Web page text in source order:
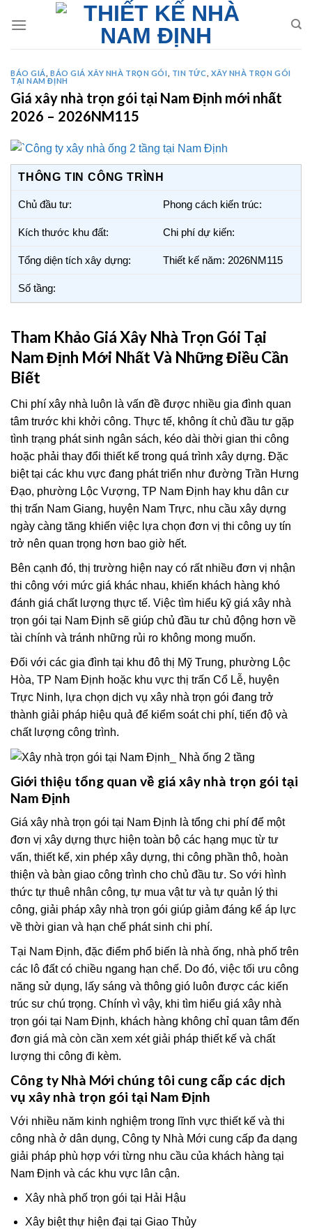
BÁO GIÁ ,BÁO GIÁ XÂY NHÀ TRỌN GÓI TIN TỨC
XÂY NHÀ TRỌN GÓI
TẠI NAM ĐỊNH
Giá xây nhà trọn gói tại Nam Định mới nhất
2026 – 2026NM115
THÔNG TIN CÔNG TRÌNH
Chủ đầu tư: Phong cách kiến trúc:
Kích thước khu đất: Chi phí dự kiến:
Tổng diện tích xây dựng: Thiết kế năm: 2026NM115
Số tầng:
Tham Khảo Giá Xây Nhà Trọn Gói Tại
Nam Định Mới Nhất Và Những Điều Cần
Biết
Chi phí xây nhà luôn là vấn đề được nhiều gia đình quan
tâm trước khi khởi công. Thực tế, không ít chủ đầu tư gặp
tình trạng phát sinh ngân sách, kéo dài thời gian thi công
hoặc phải thay đổi thiết kế trong quá trình xây dựng. Đặc
biệt tại các khu vực đang phát triển như đường Trần Hưng
Đạo, phường Lộc Vượng, TP Nam Định hay khu dân cư
thị trấn Nam Giang, huyện Nam Trực, nhu cầu xây dựng
ngày càng tăng khiến việc lựa chọn đơn vị thi công uy tín
trở nên quan trọng hơn bao giờ hết.
Bên cạnh đó, thị trường hiện nay có rất nhiều đơn vị nhận
thi công với mức giá khác nhau, khiến khách hàng khó
đánh giá chất lượng thực tế. Việc tìm hiểu kỹ giá xây nhà
trọn gói tại Nam Định sẽ giúp chủ đầu tư chủ động hơn về
tài chính và tránh những rủi ro không mong muốn.
Đối với các gia đình tại khu đô thị Mỹ Trung, phường Lộc
Hòa, TP Nam Định hoặc khu vực thị trấn Cổ Lễ, huyện
Trực Ninh, lựa chọn dịch vụ xây nhà trọn gói đang trở
thành giải pháp hiệu quả để kiểm soát chi phí, tiến độ và
chất lượng công trình.
Giới thiệu tổng quan về giá xây nhà trọn gói tại
Nam Định
Giá xây nhà trọn gói tại Nam Định là tổng chi phí để một
đơn vị xây dựng thực hiện toàn bộ các hạng mục từ tư
vấn, thiết kế, xin phép xây dựng, thi công phần thô, hoàn
thiện và bàn giao công trình cho chủ đầu tư. So với hình
thức tự thuê nhân công, tự mua vật tư và tự quản lý thi
công, giải pháp xây nhà trọn gói giúp giảm đáng kể áp lực
về thời gian và hạn chế phát sinh chi phí.
Tại Nam Định, đặc điểm phổ biến là nhà ống, nhà phố trên
các lô đất có chiều ngang hạn chế. Do đó, việc tối ưu công
năng sử dụng, lấy sáng và thông gió luôn được các kiến
trúc sư chú trọng. Chính vì vậy, khi tìm hiểu giá xây nhà
trọn gói tại Nam Định, khách hàng không chỉ quan tâm đến
đơn giá mà còn cần xem xét giải pháp thiết kế và chất
lượng thi công đi kèm.
Công ty Nhà Mới chúng tôi cung cấp các dịch
vụ xây nhà trọn gói tại Nam Định
Với nhiều năm kinh nghiệm trong lĩnh vực thiết kế và thi
công nhà ở dân dụng, Công ty Nhà Mới cung cấp đa dạng
giải pháp phù hợp với từng nhu cầu của khách hàng tại
Nam Định và các khu vực lân cận.
Xây nhà phố trọn gói tại Hải Hậu
Xây biệt thự hiện đại tại Giao Thủy